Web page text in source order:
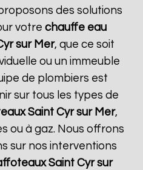
des solutions
votrechauffe eau
sur Mer, que ce soit
ou un immeuble
de plombiers est
sur tous les types de
Saint Cyr sur Mer,
ou à gaz. Nous offrons
sur nos interventions
Saint Cyr sur